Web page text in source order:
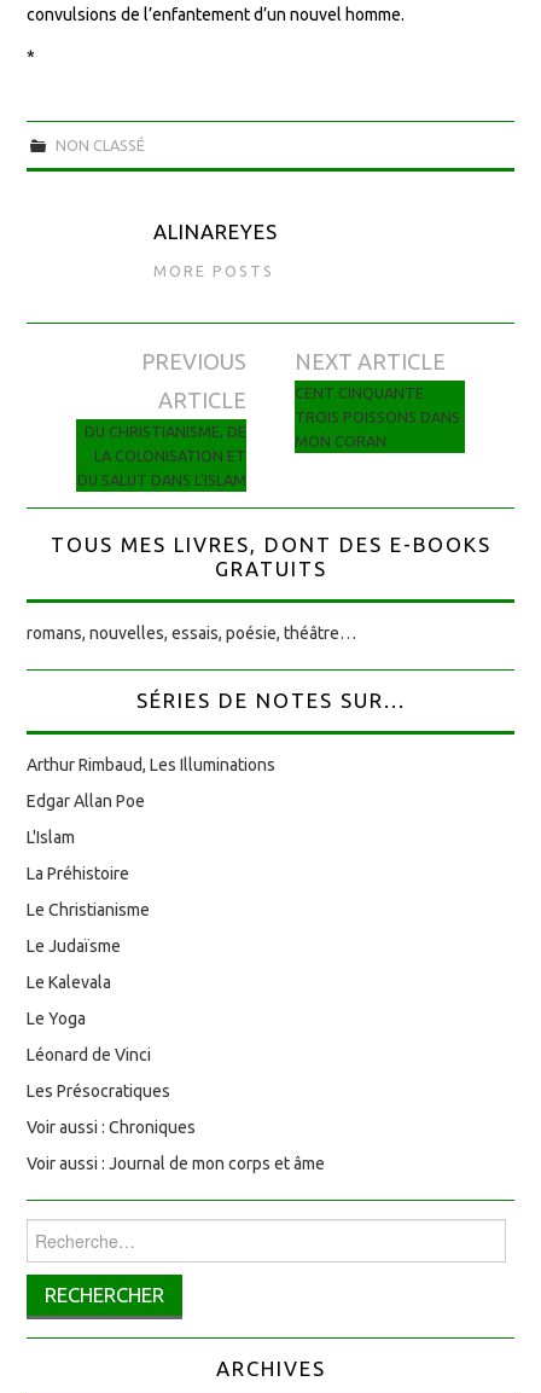
convulsions de l’enfantement d’un nouvel homme.
*
NON CLASSÉ
ALINAREYES
MORE POSTS
Navigation des articles
PREVIOUS
ARTICLE
DU CHRISTIANISME, DE
LA COLONISATION ET
DU SALUT DANS L’ISLAM
NEXT ARTICLE
CENT CINQUANTE
TROIS POISSONS DANS
MON CORAN
TOUS MES LIVRES, DONT DES E-BOOKS
GRATUITS
romans, nouvelles, essais, poésie, théâtre…
SÉRIES DE NOTES SUR...
Arthur Rimbaud, Les Illuminations
Edgar Allan Poe
L'Islam
La Préhistoire
Le Christianisme
Le Judaïsme
Le Kalevala
Le Yoga
Léonard de Vinci
Les Présocratiques
Voir aussi : Chroniques
Voir aussi : Journal de mon corps et âme
Rechercher :
ARCHIVES